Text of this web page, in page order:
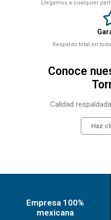
Llegamos a cualquier
Respaldo total en
Conoce
Calidad
Haz
Empresa 100%
mexicana